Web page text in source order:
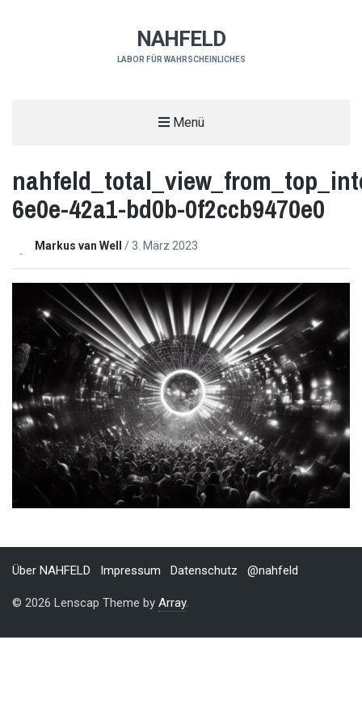
NAHFELD
LABOR FÜR WAHRSCHEINLICHES
Menü
6e0e-42a1-bd0b-0f2ccb9470e0
Markus van Well /3. März 2023
Über NAHFELD Impressum Datenschutz @nahfeld
© 2026 Lenscap Theme by Array.